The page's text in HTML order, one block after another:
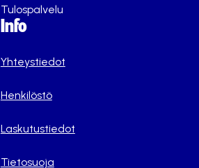
Tulospalvelu
Info
Yhteystiedot
Henkilöstö
Laskutustiedot
Tietosuoja